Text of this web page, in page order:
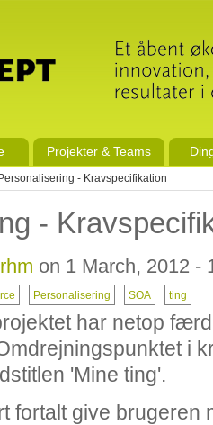
Projekter & Teams
- Kravspecifikation
-
on 1 March, 2012 -
Personalisering SOA ting
har netop
i
'Mine ting'.
fortalt give brugeren